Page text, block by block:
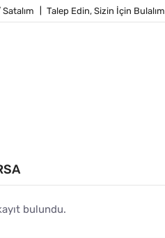
Talep Edin, Sizin İçin Bulalım
bulundu.